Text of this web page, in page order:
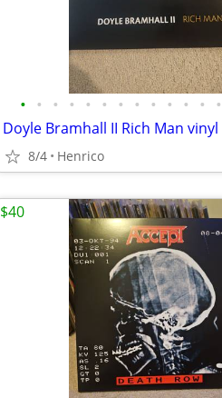
• • • • • • • • • • • • •
Doyle Bramhall II Rich Man vinyl
8/4 Henrico
$40